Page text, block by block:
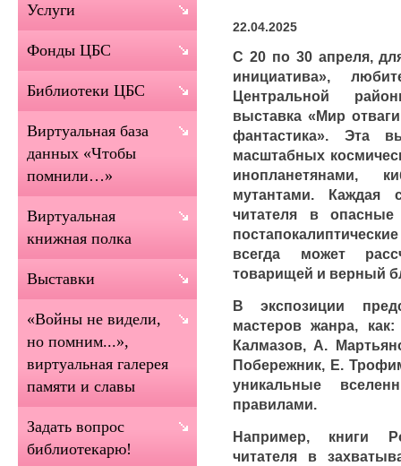
22.04.2025
С 20 по 30 апреля,
инициатива»,
Центральной
выставка «Мир
фантастика». Эта
масштабных
инопланетянами,
мутантами. Каждая
читателя в
всегда может
товарищей и верный
В экспозиции
мастеров жанра,
Калмазов, А.
Побережник, Е.
уникальные
правилами.
Например, книги
читателя в
Услуги
Фонды ЦБС
Библиотеки ЦБС
Виртуальная база
данных «Чтобы
помнили…»
Виртуальная
книжная полка
Выставки
«Войны не видели,
но помним...»,
виртуальная галерея
памяти и славы
Задать вопрос
библиотекарю!